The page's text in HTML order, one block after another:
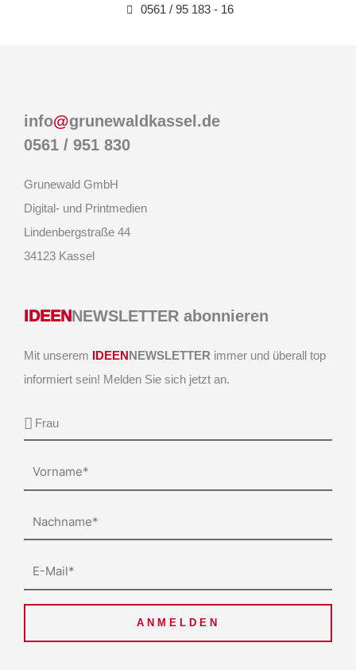
0561 / 95 183 - 16
info@grunewaldkassel.de
0561 / 951 830
Grunewald GmbH
Digital- und Printmedien
Lindenbergstraße 44
34123 Kassel
IDEENNEWSLETTER abonnieren
Mit unserem IDEENNEWSLETTER immer und überall top
informiert sein! Melden Sie sich jetzt an.
Anrede
Vorname
Nachname
E-
Mail
ANMELDEN